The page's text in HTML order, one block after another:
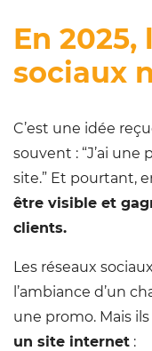
En 2025,
sociaux
C’est une idée
souvent : “J’ai une
site.” Et pourtant,
être visible et
clients.
Les réseaux
l’ambiance d’un
une promo. Mais
un site internet :